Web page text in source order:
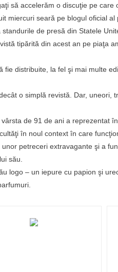
să accelerăm o discuţie pe care
miercuri seară pe blogul oficial al
de presă din Statele
tipărită din acest an pe piaţa
distribuite, la fel şi mai multe
o simplă revistă. Dar, uneori,
de 91 de ani a reprezentat
în noul context în care
petreceri extravagante şi a
său.
logo – un iepure cu papion şi